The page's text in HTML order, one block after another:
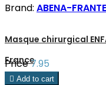
Brand: ABENA-
Masque chirurgical
France
Price7.95
 Add to cart